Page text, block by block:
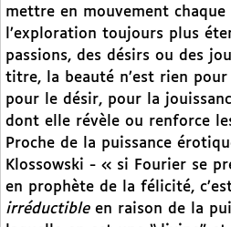
mettre en mouvement
l’exploration toujours plus
passions, des désirs ou des
titre, la beauté n’est rien
pour le désir, pour la
dont elle révèle ou renforce
Proche de la puissance
Klossowski - « si Fourier se
en prophète de la félicité,
irréductibleen raison de la